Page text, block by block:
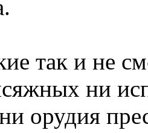
так и не
ни
орудия